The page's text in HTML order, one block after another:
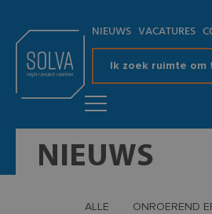
NIEUWS VACATURES
Ik zoek ruimte om
NIEUWS
ALLE ONROEREND